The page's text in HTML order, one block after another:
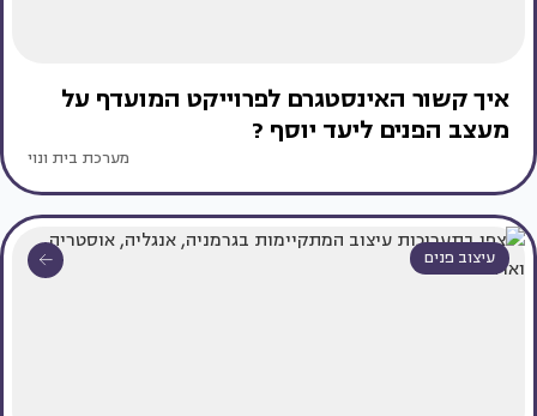
איך קשור האינסטגרם לפרוייקט המועדף על
מעצב הפנים ליעד יוסף ?
מערכת בית ונוי
עיצוב פנים